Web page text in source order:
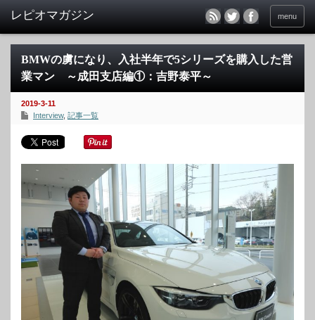
menu
BMWの虜になり、入社半年で5シリーズを購入した営
業マン ～成田支店編①：吉野泰平～
2019-3-11
Interview, 記事一覧